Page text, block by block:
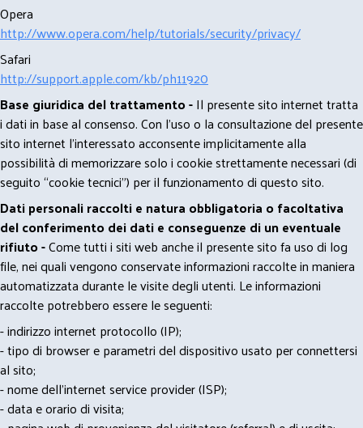
Opera
http://www.opera.com/help/tutorials/security/privacy/
Safari
http://support.apple.com/kb/ph11920
Base giuridica del trattamento -Il presente sito internet tratta
i dati in base al consenso. Con l'uso o la consultazione del presente
sito internet l’interessato acconsente implicitamente alla
possibilità di memorizzare solo i cookie strettamente necessari (di
seguito “cookie tecnici”) per il funzionamento di questo sito.
Dati personali raccolti e natura obbligatoria o facoltativa
del conferimento dei dati e conseguenze di un eventuale
rifiuto -Come tutti i siti web anche il presente sito fa uso di log
file, nei quali vengono conservate informazioni raccolte in maniera
automatizzata durante le visite degli utenti. Le informazioni
raccolte potrebbero essere le seguenti:
- indirizzo internet protocollo (IP);
- tipo di browser e parametri del dispositivo usato per connettersi
al sito;
- nome dell'internet service provider (ISP);
- data e orario di visita;